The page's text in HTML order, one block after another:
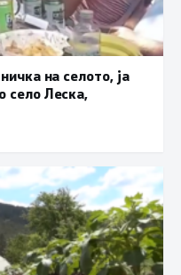
на селото, ја
село Леска,